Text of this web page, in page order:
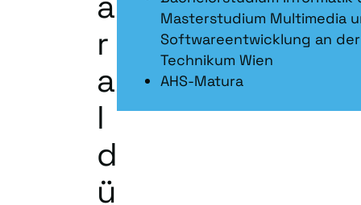
r
a
l
d
ü
Masterstudium Multimedia
Softwareentwicklung an der
Technikum Wien
AHS-Matura